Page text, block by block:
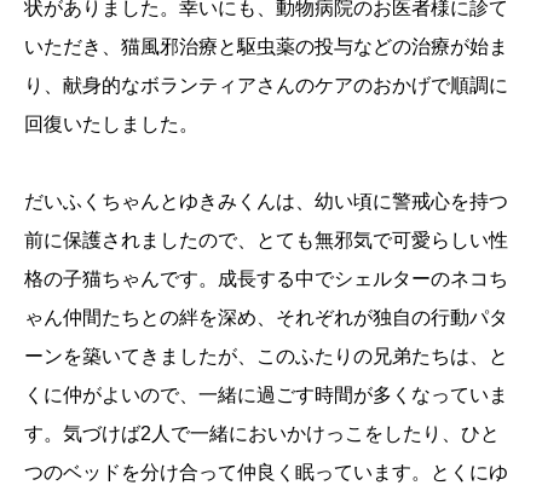
状がありました。幸いにも、動物病院のお医者様に診て
いただき、猫風邪治療と駆虫薬の投与などの治療が始ま
り、献身的なボランティアさんのケアのおかげで順調に
回復いたしました。
だいふくちゃんとゆきみくんは、幼い頃に警戒心を持つ
前に保護されましたので、とても無邪気で可愛らしい性
格の子猫ちゃんです。成長する中でシェルターのネコち
ゃん仲間たちとの絆を深め、それぞれが独自の行動パタ
ーンを築いてきましたが、このふたりの兄弟たちは、と
くに仲がよいので、一緒に過ごす時間が多くなっていま
す。気づけば2人で一緒においかけっこをしたり、ひと
つのベッドを分け合って仲良く眠っています。とくにゆ